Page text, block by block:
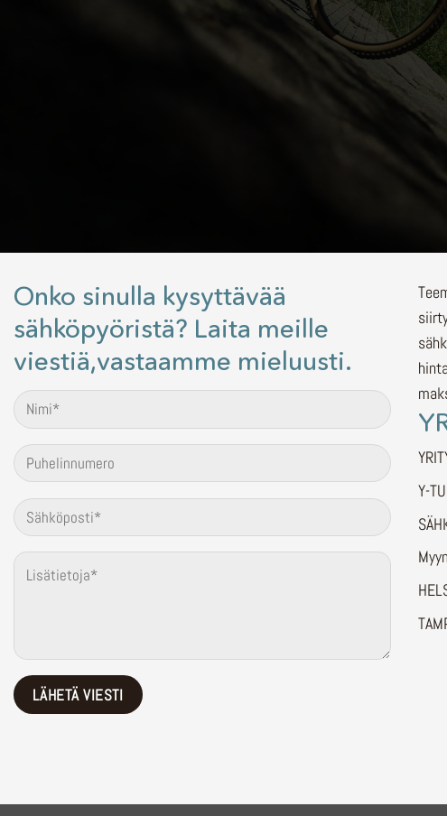
Onko sinulla kysyttävää
sähköpyöristä? Laita meille
viestiä,vastaamme mieluusti.
Y-